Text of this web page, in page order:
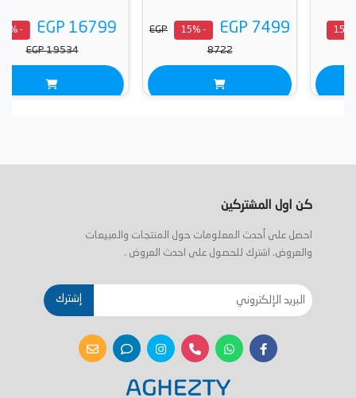
EGP 7499
- 15%
EGP
EGP 16799
- 15%
EGP 19534
كن اول المشتركين
احصل على أحدث المعلومات حول المنتجات والمبيعات
والعروض. اشترك للحصول على احدث العروض .
إشترك